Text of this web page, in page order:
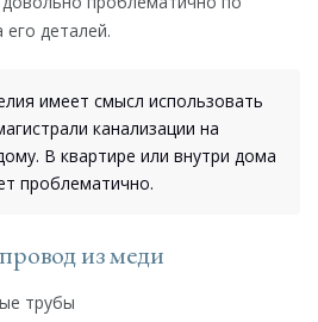
деталей.
имеет смысл использовать
канализации на
В квартире или внутри дома
проблематично.
из меди